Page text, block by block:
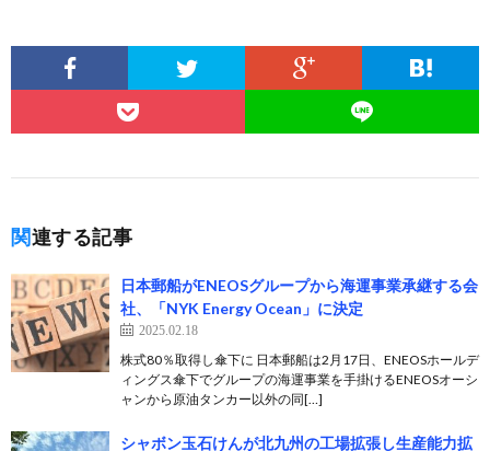
関連する記事
日本郵船がENEOSグループから海運事業承継する会
社、「NYK Energy Ocean」に決定
2025.02.18
株式80％取得し傘下に 日本郵船は2月17日、ENEOSホールデ
ィングス傘下でグループの海運事業を手掛けるENEOSオーシ
ャンから原油タンカー以外の同[…]
シャボン玉石けんが北九州の工場拡張し生産能力拡